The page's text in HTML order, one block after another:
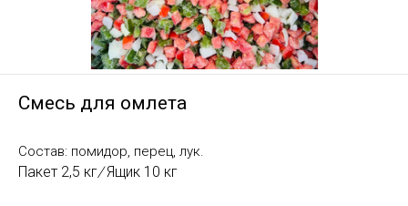
Смесь для омлета
Состав: помидор, перец, лук.
Пакет 2,5 кг/Ящик 10 кг